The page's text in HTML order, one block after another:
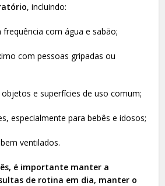
, incluindo:
com água e sabão;
com pessoas gripadas ou
e superfícies de uso comum;
especialmente para bebês e idosos;
ventilados.
é importante manter a
de rotina em dia, manter o